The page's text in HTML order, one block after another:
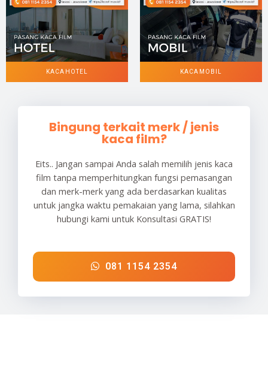
KACA HOTEL KACA MOBIL
Bingung terkait merk / jenis
kaca film?
Eits.. Jangan sampai Anda salah memilih jenis kaca
film tanpa memperhitungkan fungsi pemasangan
dan merk-merk yang ada berdasarkan kualitas
untuk jangka waktu pemakaian yang lama, silahkan
hubungi kami untuk Konsultasi GRATIS!
081 1154 2354